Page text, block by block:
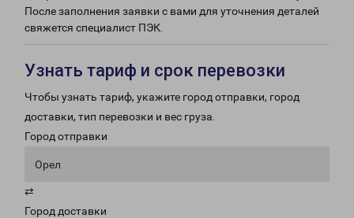
После заполнения заявки с вами для уточнения деталей
свяжется специалист ПЭК.
Узнать тариф и срок перевозки
Чтобы узнать тариф, укажите город отправки, город
доставки, тип перевозки и вес груза.
Город отправки
Орел
⇄
Город доставки